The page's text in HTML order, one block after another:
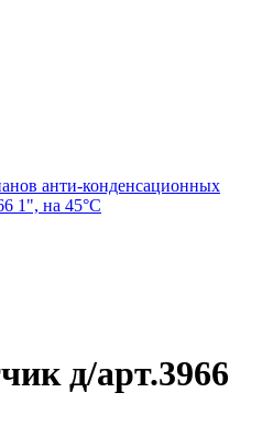
анти-конденсационных
1", на 45°C
д/арт.3966